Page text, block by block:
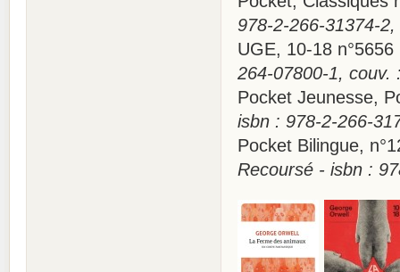
978-2-266-31374-
UGE, 10-18
264-07800-1, couv.
Pocket Jeunesse,
isbn : 978-2-266-
Pocket Bilingue,
Recoursé - isbn :